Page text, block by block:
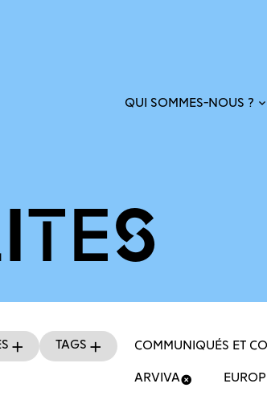
QUI SOMMES-NOUS ?
Tags COMMUNIQUÉS ET
ARVIVA